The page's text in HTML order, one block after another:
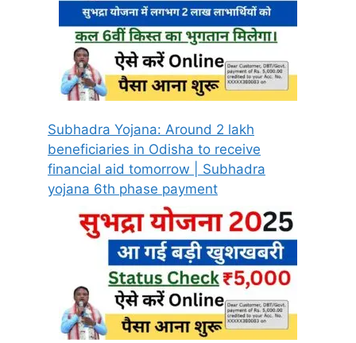
Subhadra Yojana: Around 2 lakh
beneficiaries in Odisha to receive
financial aid tomorrow | Subhadra
yojana 6th phase payment